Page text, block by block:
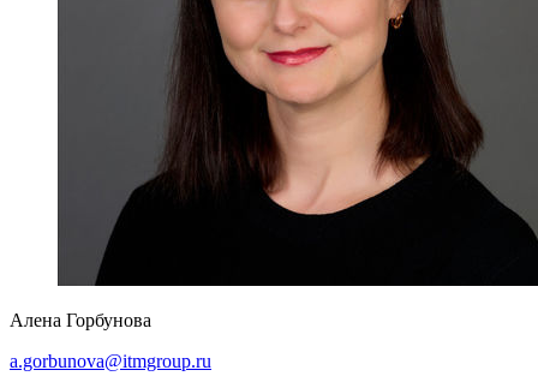
Алена Горбунова
a.gorbunova@itmgroup.ru